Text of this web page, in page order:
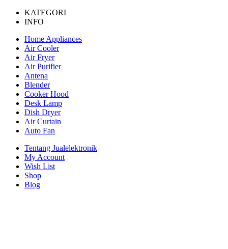
KATEGORI
INFO
Home Appliances
Air Cooler
Air Fryer
Air Purifier
Antena
Blender
Cooker Hood
Desk Lamp
Dish Dryer
Air Curtain
Auto Fan
Tentang Jualelektronik
My Account
Wish List
Shop
Blog